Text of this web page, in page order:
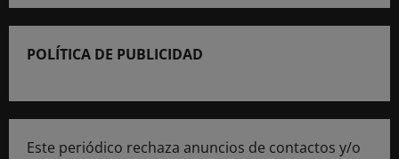
POLÍTICA DE PUBLICIDAD
Este periódico rechaza anuncios de contactos y/o